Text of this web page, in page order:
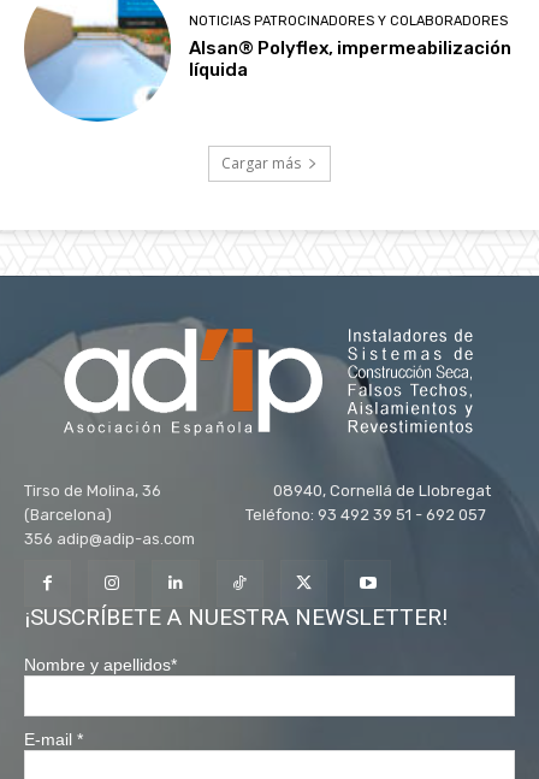
NOTICIAS PATROCINADORES Y COLABORADORES
Alsan® Polyflex, impermeabilización
líquida
Cargar más
Tirso de Molina, 36 08940, Cornellá de Llobregat
(Barcelona) Teléfono: 93 492 39 51 - 692 057
356 adip@adip-as.com
¡SUSCRÍBETE A NUESTRA NEWSLETTER!
Nombre y apellidos*
E-mail *